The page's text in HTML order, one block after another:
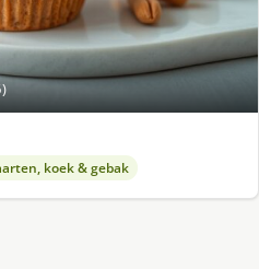
koek & gebak